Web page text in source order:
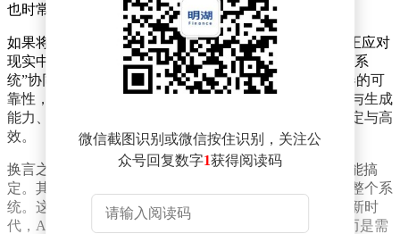
也时常不尽如人意。
如果将大模型比作AI的“大脑”，那么要让这个“大脑”真正应对
现实中的复杂挑战，还需一套完整的“感知器官”和“神经系
统”协同工作。这不仅仅依赖于麦克风、摄像头等传感器的可
靠性，更关乎背后的数据传输效率、多模态模型的识别与生成
能力、跨模态的理解与联动，以及整个端到端系统的稳定与高
效。
换言之，现实世界的AI应用绝非仅凭一个“聪明大脑”就能搞
定。其效能不仅取决于大模型本身，更依赖于承载它的整个系
统。这标志着我们正步入一个与传统云计算截然不同的新时
代，AI基础设施不再仅仅提供存储、计算和API接口，而是需
微信截图识别或微信按住识别，关注公
众号回复数字1获得阅读码